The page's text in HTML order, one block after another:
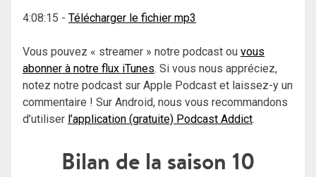
4:08:15 - Télécharger le fichier mp3
Vous pouvez « streamer » notre podcast ou vous
abonner à notre flux iTunes. Si vous nous appréciez,
notez notre podcast sur Apple Podcast et laissez-y un
commentaire ! Sur Android, nous vous recommandons
d’utiliser l’application (gratuite) Podcast Addict.
Bilan de la saison 10